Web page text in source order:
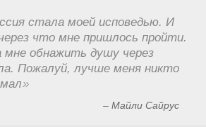
стала моей исповедью. И
что мне пришлось пройти.
мне обнажить душу через
Пожалуй, лучше меня никто
»
– Майли Сайрус